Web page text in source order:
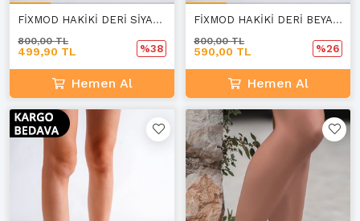
FİXMOD HAKİKİ DERİ SİYAH SANDALET
499,90 TL
800,00 TL
%38
Hemen Al
FİXMOD HAKİKİ DERİ BEYAZ SANDALET C-1
590,00 TL
800,00 TL
%26
Hemen Al